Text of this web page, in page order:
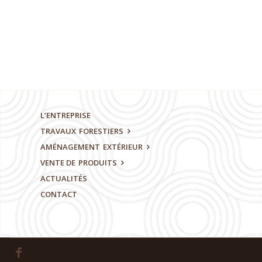
L’ENTREPRISE
TRAVAUX FORESTIERS
AMÉNAGEMENT EXTÉRIEUR
VENTE DE PRODUITS
ACTUALITÉS
CONTACT